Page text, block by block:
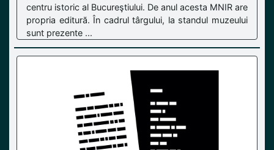
centru istoric al Bucureştiului. De anul acesta MNIR are
propria editură. În cadrul târgului, la standul muzeului
sunt prezente ...